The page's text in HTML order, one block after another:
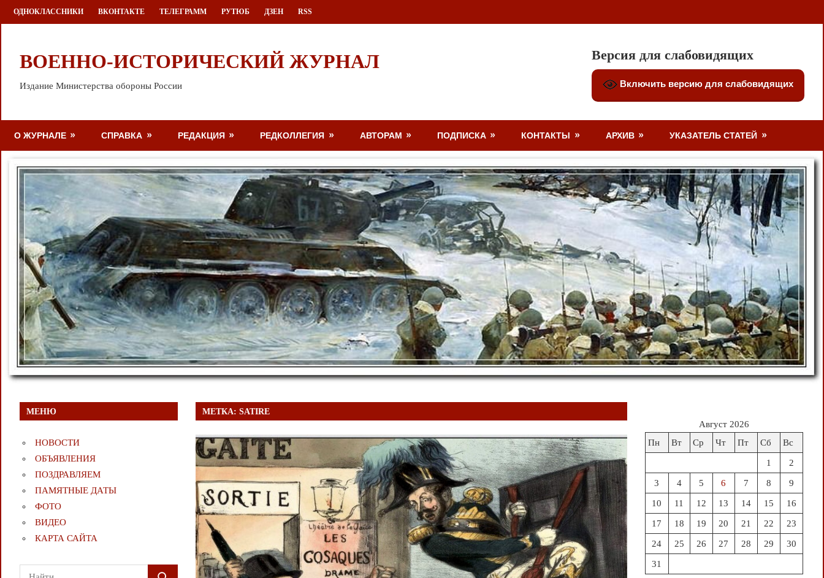
Перейти
к
ОДНОКЛАССНИКИ ВКОНТАКТЕ ТЕЛЕГРАММ РУТЮБ ДЗЕН RSS
ВОЕННО-ИСТОРИЧЕСКИЙ ЖУРНАЛ
Издание Министерства обороны России
Версия для слабовидящих
Включить версию для слабовидящих
О ЖУРНАЛЕ СПРАВКА РЕДАКЦИЯ РЕДКОЛЛЕГИЯ АВТОРАМ ПОДПИСКА КОНТАКТЫ АРХИВ УКАЗАТЕЛЬ СТАТЕЙ
МЕТКА:SATIRE
МЕНЮ
НОВОСТИ
ОБЪЯВЛЕНИЯ
ПОЗДРАВЛЯЕМ
ПАМЯТНЫЕ ДАТЫ
ФОТО
ВИДЕО
КАРТА САЙТА
Поиск
Август 2026
Пн
Вт Ср Чт Пт Сб Вс
1 2
3 4 5 6 7 8 9
10 11 12 13 14 15 16
17 18 19 20 21 22 23
24 25 26 27 28 29 30
31